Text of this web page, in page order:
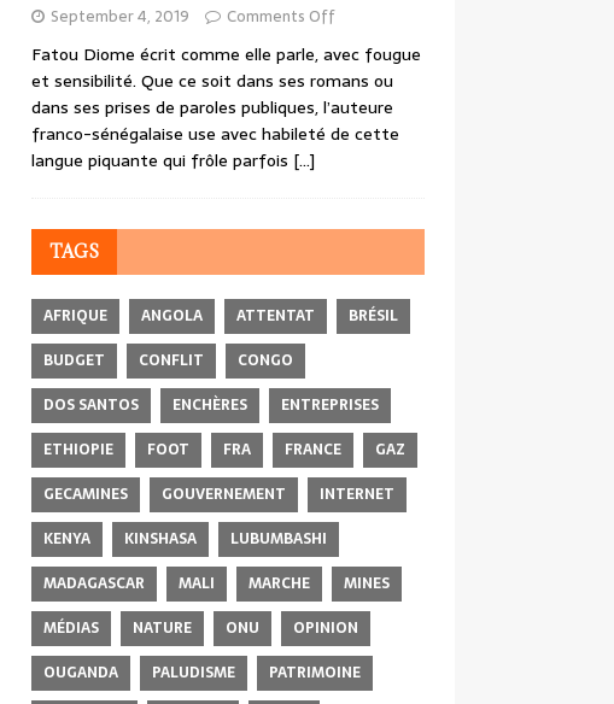
September 4, 2019 Comments Off
Fatou Diome écrit comme elle parle, avec fougue
et sensibilité. Que ce soit dans ses romans ou
dans ses prises de paroles publiques, l’auteure
franco-sénégalaise use avec habileté de cette
langue piquante qui frôle parfois […]
TAGS
AFRIQUE ANGOLA ATTENTAT
BRÉSIL
BUDGET
CONFLIT
CONGO
DOS SANTOS
ENCHÈRES
ENTREPRISES
ETHIOPIE
FOOT FRA FRANCE
GAZ
GECAMINES
GOUVERNEMENT
INTERNET
KENYA
KINSHASA
LUBUMBASHI
MADAGASCAR
MALI MARCHE
MINES
MÉDIAS
NATURE ONU
OPINION
OUGANDA
PALUDISME PATRIMOINE